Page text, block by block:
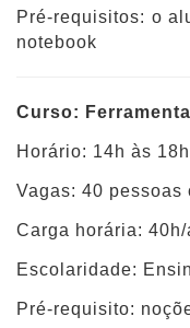
Pré-requisitos: o
notebook
Curso:
Horário: 14h às 18h
Vagas: 40 pessoas
Carga horária: 40h/
Escolaridade:
Pré-requisito: